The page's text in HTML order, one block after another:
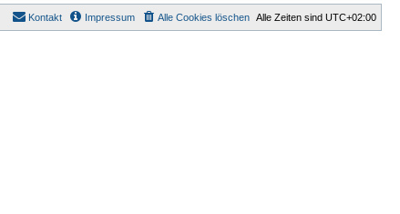
Alle Zeiten sind UTC+02:00
Alle Cookies löschen
Impressum
Kontakt